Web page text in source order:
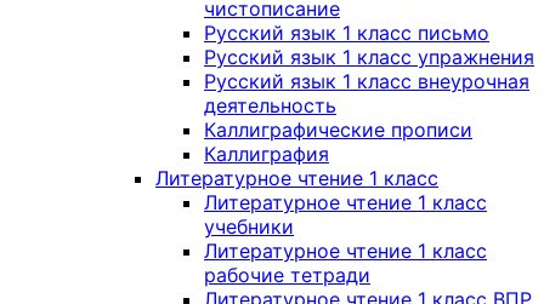
чистописание
Русский язык 1 класс письмо
Русский язык 1 класс упражнения
Русский язык 1 класс внеурочная
деятельность
Каллиграфические прописи
Каллиграфия
Литературное чтение 1 класс
Литературное чтение 1 класс
учебники
Литературное чтение 1 класс
рабочие тетради
Литературное чтение 1 класс ВПР